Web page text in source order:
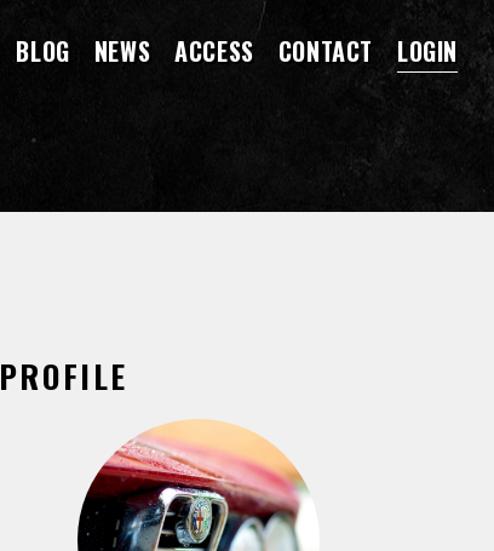
BLOG NEWS ACCESS CONTACT LOGIN
PROFILE